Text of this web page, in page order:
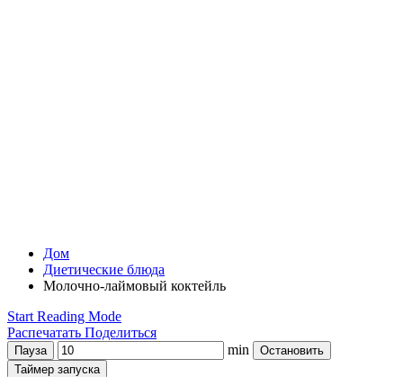
Дом
Диетические блюда
Молочно-лаймовый коктейль
Start Reading Mode
Распечатать Поделиться
Пауза min
Остановить
Таймер запуска